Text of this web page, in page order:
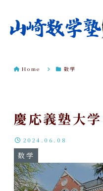
Home 数学
慶応義塾大
数学
2024.06.08